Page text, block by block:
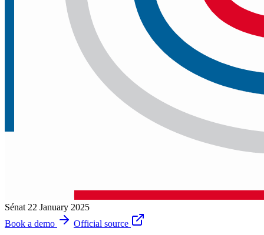
Sénat 22 January 2025
Book a demo
Official source